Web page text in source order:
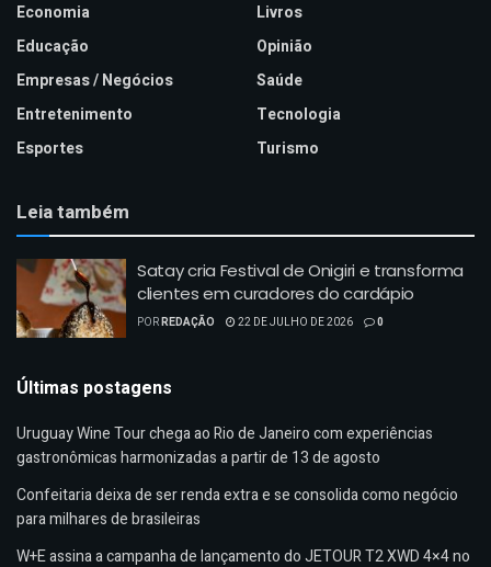
Economia
Educação
Empresas / Negócios
Entretenimento
Esportes
Livros
Opinião
Saúde
Tecnologia
Turismo
Leia também
Satay cria Festival de Onigiri e transforma
clientes em curadores do cardápio
PORREDAÇÃO 22 DE JULHO DE 2026 0
Últimas postagens
Uruguay Wine Tour chega ao Rio de Janeiro com experiências
gastronômicas harmonizadas a partir de 13 de agosto
Confeitaria deixa de ser renda extra e se consolida como negócio
para milhares de brasileiras
W+E assina a campanha de lançamento do JETOUR T2 XWD 4×4 no